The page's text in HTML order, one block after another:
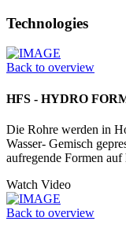
Technologies
Back to overview
HFS - HYDRO
Die Rohre werden in
Wasser- Gemisch
aufregende Formen
Watch Video
Back to overview